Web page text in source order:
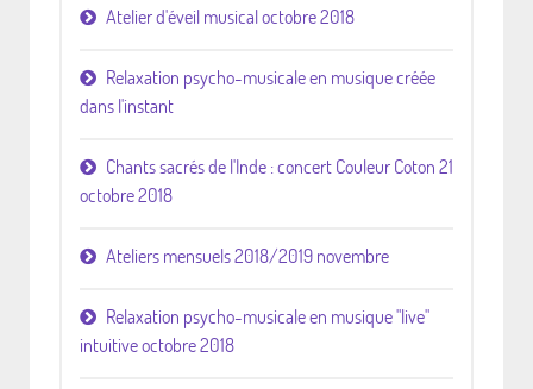
Atelier d'éveil musical octobre 2018
Relaxation psycho-musicale en musique créée
dans l'instant
Chants sacrés de l'Inde : concert Couleur Coton 21
octobre 2018
Ateliers mensuels 2018/2019 novembre
Relaxation psycho-musicale en musique "live"
intuitive octobre 2018